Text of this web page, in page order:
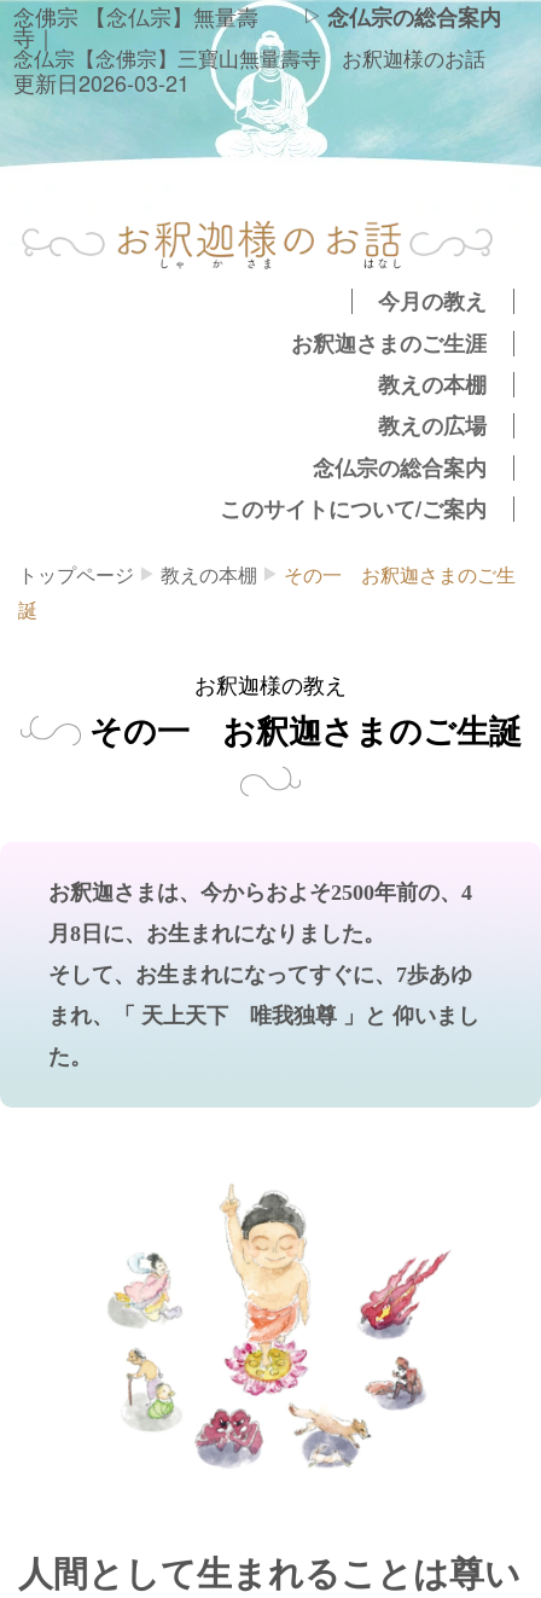
念佛宗 【念仏宗】無量壽
寺｜
念仏宗【念佛宗】三寶山無量壽寺　お釈迦様のお話
更新日2026-03-21
念仏宗の総合案内
今月の教え
お釈迦さまのご生涯
教えの本棚
教えの広場
念仏宗の総合案内
このサイトについて/ご案内
トップページ 教えの本棚
その一 お釈迦さまのご生
誕
お釈迦様の教え
その一 お釈迦さまのご生誕
お釈迦さまは、今からおよそ2500年前の、4
月8日に、お生まれになりました。
そして、お生まれになってすぐに、7歩あゆ
まれ、「 天上天下 唯我独尊 」と 仰いまし
た。
人間として生まれることは尊い